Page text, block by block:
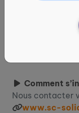
Comment
Nous contacter
www.sc-